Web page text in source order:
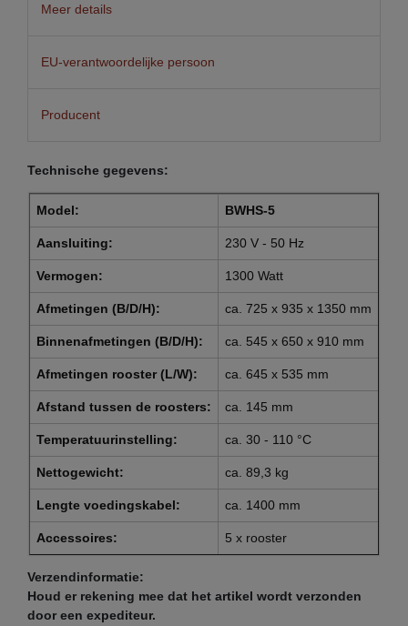
Meer details
EU-verantwoordelijke persoon
Producent
Technische gegevens:
Model: BWHS-5
Aansluiting: 230 V - 50 Hz
Vermogen: 1300 Watt
Afmetingen (B/D/H): ca. 725 x 935 x 1350 mm
Binnenafmetingen (B/D/H): ca. 545 x 650 x 910 mm
Afmetingen rooster (L/W): ca. 645 x 535 mm
Afstand tussen de roosters: ca. 145 mm
Temperatuurinstelling: ca. 30 - 110 °C
Nettogewicht: ca. 89,3 kg
Lengte voedingskabel: ca. 1400 mm
Accessoires: 5 x rooster
Verzendinformatie:
Houd er rekening mee dat het artikel wordt verzonden
door een expediteur.